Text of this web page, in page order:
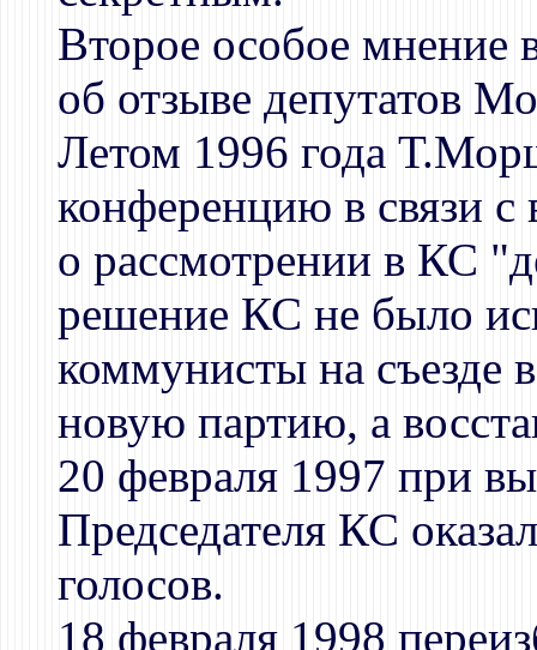
Второе особое мнение
об отзыве депутатов
Летом 1996 года
конференцию в связи
о рассмотрении в КС
решение КС не было
коммунисты на съезде
новую партию, а
20 февраля 1997 при
Председателя КС
голосов.
18 февраля 1998